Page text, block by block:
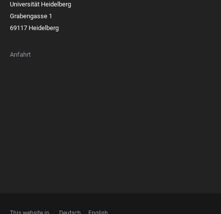
Universität Heidelberg
Grabengasse 1
69117 Heidelberg
Anfahrt